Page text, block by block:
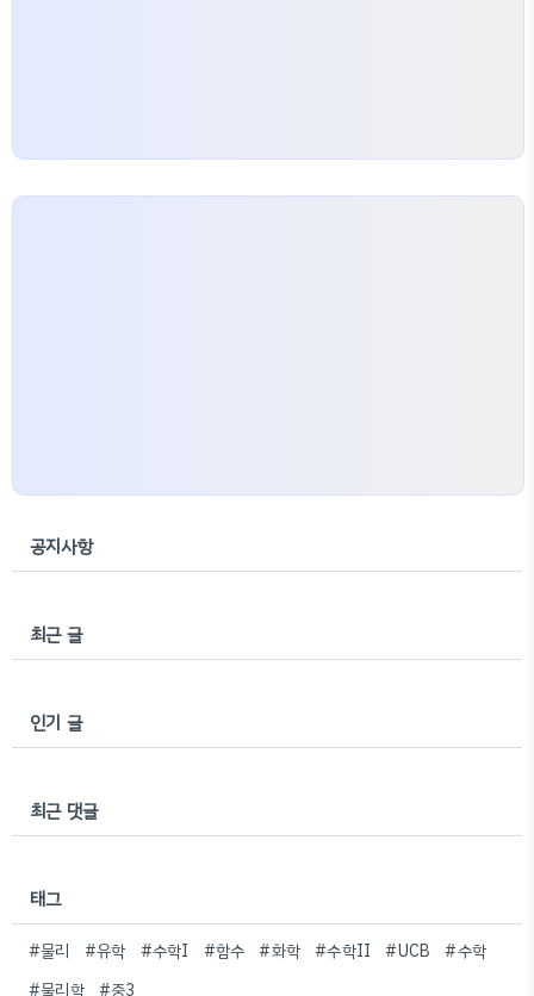
공지사항
최근 글
인기 글
최근 댓글
태그
#물리 #유학 #수학I #함수 #화학 #수학II #UCB
#수학
#물리학 #중3